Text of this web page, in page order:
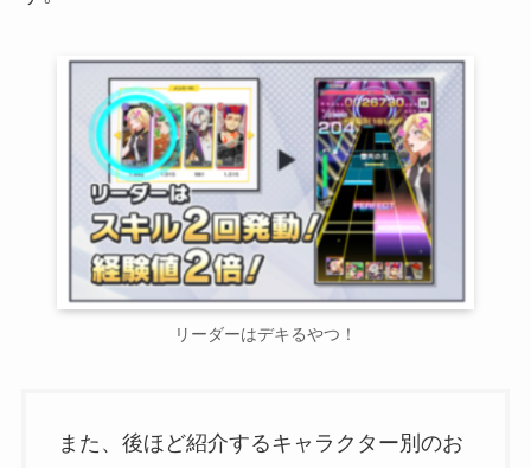
リーダーはデキるやつ！
また、後ほど紹介するキャラクター別のお